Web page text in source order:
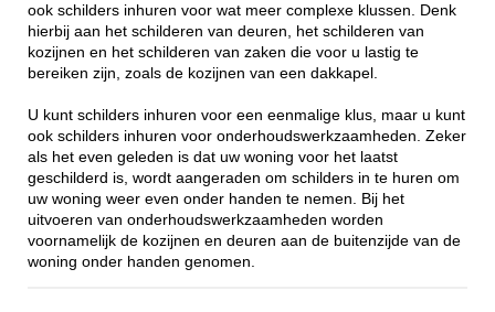
ook schilders inhuren voor wat meer complexe klussen. Denk
hierbij aan het schilderen van deuren, het schilderen van
kozijnen en het schilderen van zaken die voor u lastig te
bereiken zijn, zoals de kozijnen van een dakkapel.
U kunt schilders inhuren voor een eenmalige klus, maar u kunt
ook schilders inhuren voor onderhoudswerkzaamheden. Zeker
als het even geleden is dat uw woning voor het laatst
geschilderd is, wordt aangeraden om schilders in te huren om
uw woning weer even onder handen te nemen. Bij het
uitvoeren van onderhoudswerkzaamheden worden
voornamelijk de kozijnen en deuren aan de buitenzijde van de
woning onder handen genomen.